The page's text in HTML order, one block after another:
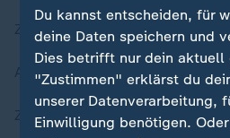
Zuletzt veröffentlicht
Aktuelle Sendungs-Videos
ZDFheute Stories
Du kannst entscheiden, für
deine Daten speichern und
Dies betrifft nur dein aktuell
"Zustimmen" erklärst du
unserer Datenverarbeitung,
Einwilligung benötigen.